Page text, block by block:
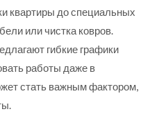
квартиры до специальных
или чистка ковров.
гибкие графики
работы даже в
стать важным фактором,